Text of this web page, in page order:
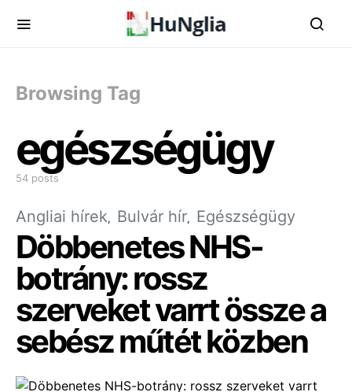
Browsing Tag
egészségügy
54 posts
Angliai hírek Bulvár hír Egészségügy
Döbbenetes NHS-
botrány: rossz
szerveket varrt össze a
sebész műtét közben